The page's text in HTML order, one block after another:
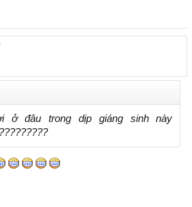
ở đâu trong dịp giáng sinh này